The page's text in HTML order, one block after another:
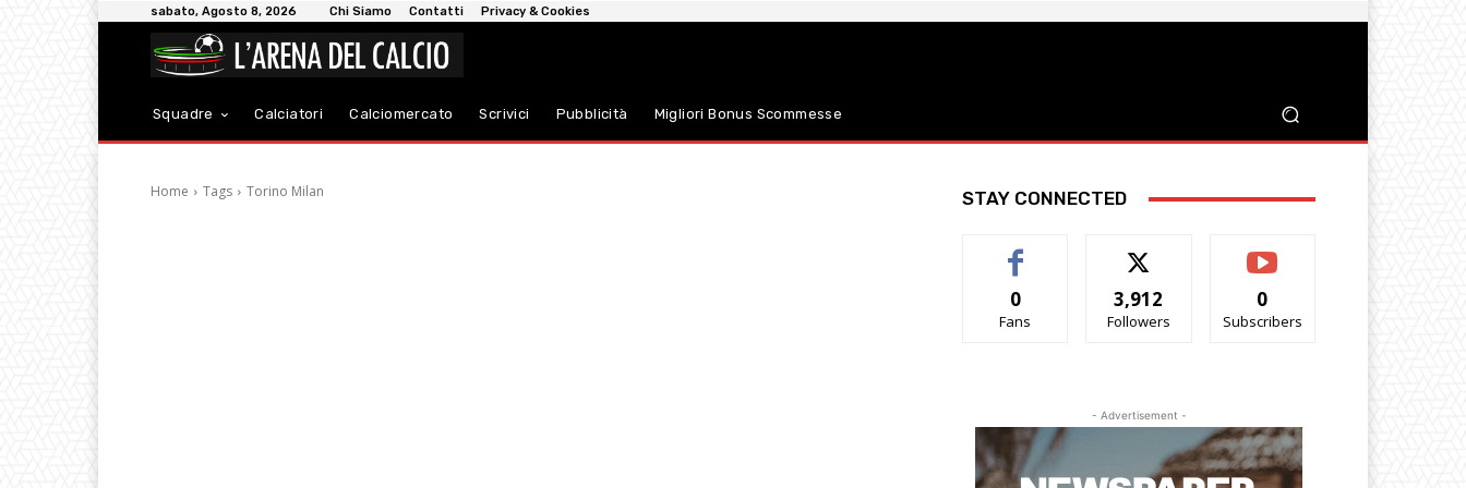
sabato, Agosto 8, 2026 Chi Siamo Contatti Privacy & Cookies
Squadre Calciatori Calciomercato Scrivici Pubblicità Migliori Bonus Scommesse
Home Tags Torino Milan STAY CONNECTED
0
Fans
3,912
Followers
0
Subscribers
- Advertisement -